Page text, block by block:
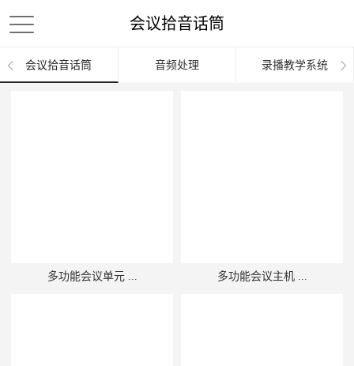
会议拾音话筒
会议拾音话筒 音频处理 录播教学系统
多功能会议单元 ... 多功能会议主机 ...